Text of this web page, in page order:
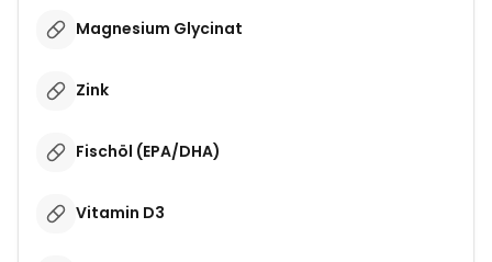
Magnesium Glycinat
Zink
Fischöl (EPA/DHA)
Vitamin D3